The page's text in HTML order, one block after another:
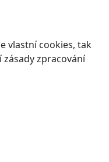
vlastní cookies, tak
zpracování